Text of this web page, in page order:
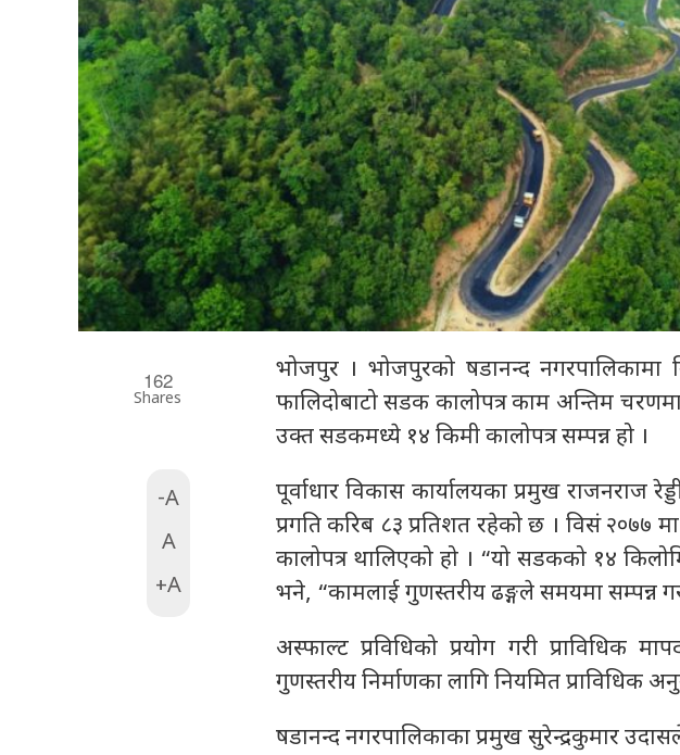
162
Shares
-A
A
+A
भोजपुर । भोजपुरको षडानन्द नगरपालिकामा
फालिदोबाटो सडक कालोपत्र काम अन्तिम
उक्त सडकमध्ये १४ किमी कालोपत्र सम्पन्न हो ।
पूर्वाधार विकास कार्यालयका प्रमुख राजनराज
प्रगति करिब ८३ प्रतिशत रहेको छ । विसं २०७७
कालोपत्र थालिएको हो । “यो सडकको १४
भने, “कामलाई गुणस्तरीय ढङ्गले समयमा सम्पन्न
अस्फाल्ट प्रविधिको प्रयोग गरी प्राविधिक
गुणस्तरीय निर्माणका लागि नियमित
षडानन्द नगरपालिकाका प्रमुख सुरेन्द्रकुमार